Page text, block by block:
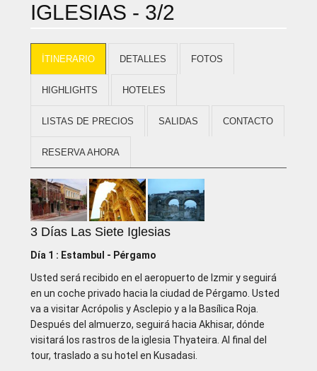
IGLESIAS - 3/2
İTINERARIO DETALLES FOTOS
HIGHLIGHTS HOTELES
LISTAS DE PRECIOS SALIDAS CONTACTO
RESERVA AHORA
3 Días Las Siete Iglesias
Día 1 : Estambul - Pérgamo
Usted será recibido en el aeropuerto de Izmir y seguirá
en un coche privado hacia la ciudad de Pérgamo. Usted
va a visitar Acrópolis y Asclepio y a la Basílica Roja.
Después del almuerzo, seguirá hacia Akhisar, dónde
visitará los rastros de la iglesia Thyateira. Al final del
tour, traslado a su hotel en Kusadasi.